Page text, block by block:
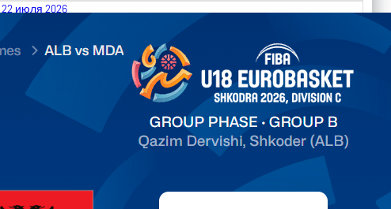
22 июля 2026
23.07.2026 Albania vs Moldova FIBA U18 EuroBasket 2026,
Division C
Читать далее